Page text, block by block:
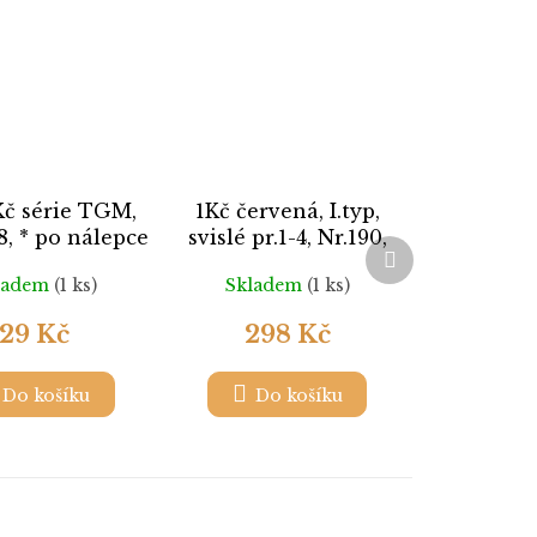
série TGM,
* po nálepce
(1 ks)
29 Kč
Do košíku
1Kč červená, I.typ,
svislé pr.1-4, Nr.190,
ilustrační foto
Skladem (1 ks)
298 Kč
Do košíku
Další
produkt